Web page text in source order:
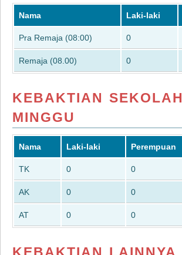
Nama Laki-laki
Pra Remaja (08:00) 0
Remaja (08.00) 0
KEBAKTIAN SEKOLAH
MINGGU
Nama Laki-laki Perempuan
TK 0 0
AK 0 0
AT 0 0